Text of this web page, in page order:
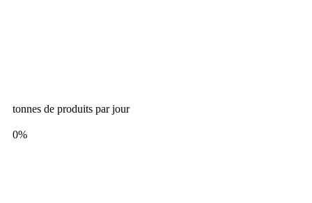
tonnes de produits par jour
0%